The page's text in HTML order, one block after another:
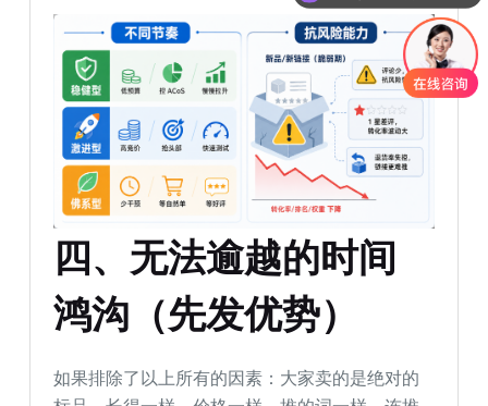
四、 无法逾越的时间
鸿沟（先发优势）
如果排除了以上所有的因素：大家卖的是绝对的